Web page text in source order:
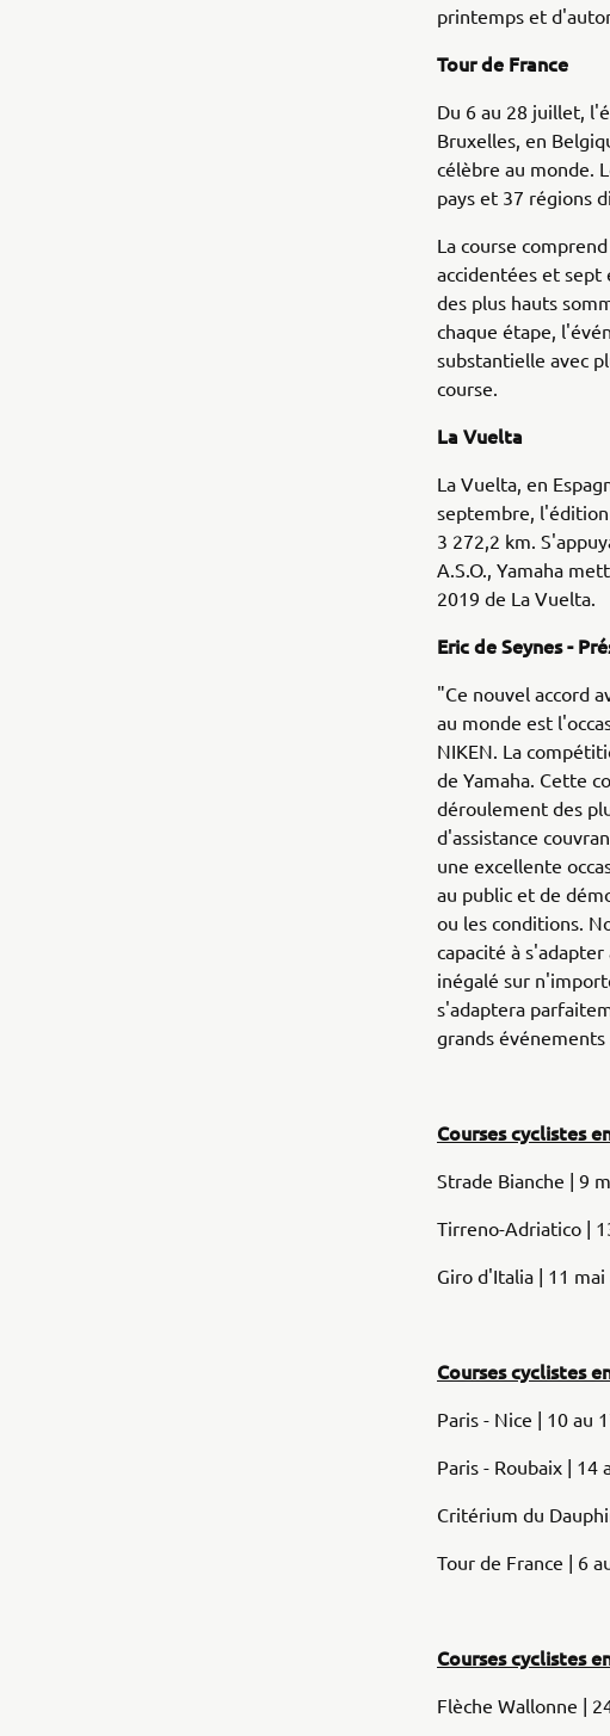
printemps et
Tour de France
Du 6 au 28 juillet,
Bruxelles, en
célèbre au monde.
pays et 37 régions
La course
accidentées et sept
des plus hauts
chaque étape,
substantielle avec
course.
La Vuelta
La Vuelta, en
septembre,
3 272,2 km.
A.S.O., Yamaha
2019 de La Vuelta.
Eric de Seynes -
"Ce nouvel accord
au monde est
NIKEN. La
de Yamaha. Cette
déroulement des
d'assistance
une excellente
au public et de
ou les conditions.
capacité à
inégalé sur
s'adaptera
grands
Courses cyclistes
Strade Bianche | 9
Tirreno-Adriatico |
Giro d'Italia | 11
Courses cyclistes
Paris - Nice | 10 au
Paris - Roubaix | 14
Critérium du
Tour de France | 6
Courses cyclistes
Flèche Wallonne |